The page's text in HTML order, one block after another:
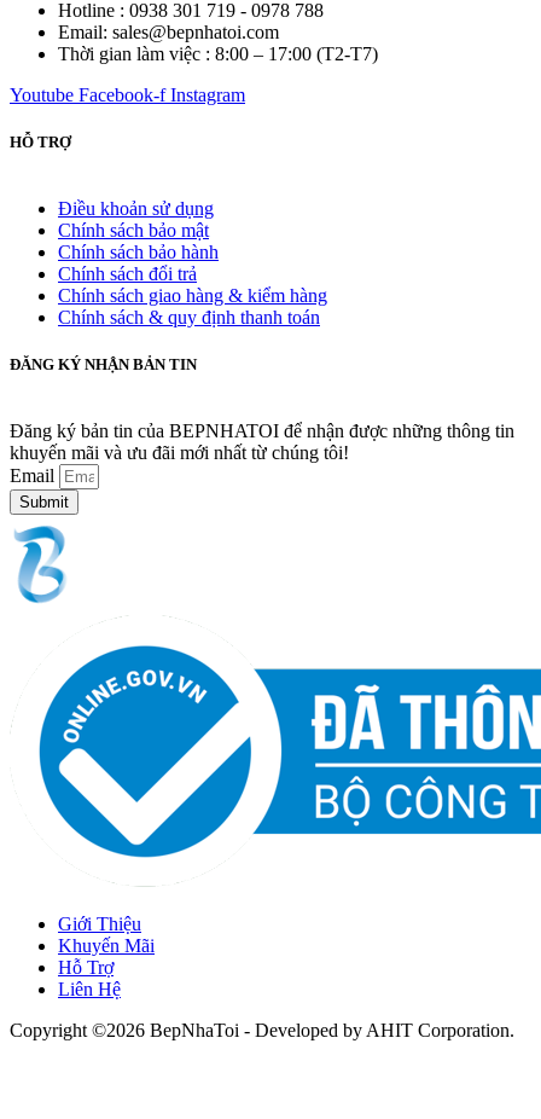
Hotline : 0938 301 719 - 0978 788
Email: sales@bepnhatoi.com
Thời gian làm việc : 8:00 – 17:00 (T2-T7)
Youtube Facebook-f Instagram
HỖ TRỢ
Điều khoản sử dụng
Chính sách bảo mật
Chính sách bảo hành
Chính sách đổi trả
Chính sách giao hàng & kiểm hàng
Chính sách & quy định thanh toán
ĐĂNG KÝ NHẬN BẢN TIN
Đăng ký bản tin của BEPNHATOI để nhận được những thông tin
khuyến mãi và ưu đãi mới nhất từ chúng tôi!
Email
Submit
Giới Thiệu
Khuyến Mãi
Hỗ Trợ
Liên Hệ
Copyright ©2026 BepNhaToi - Developed by AHIT Corporation.